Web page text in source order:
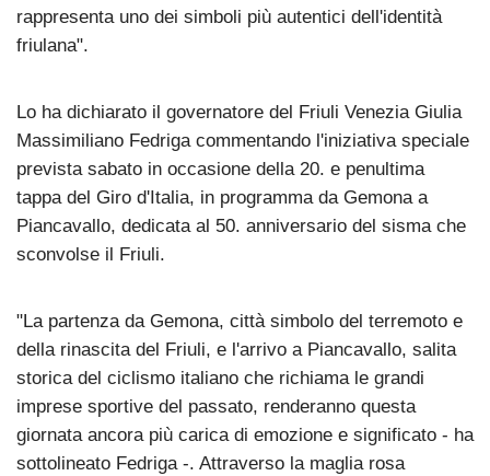
rappresenta uno dei simboli più autentici dell'identità
friulana".
Lo ha dichiarato il governatore del Friuli Venezia Giulia
Massimiliano Fedriga commentando l'iniziativa speciale
prevista sabato in occasione della 20. e penultima
tappa del Giro d'Italia, in programma da Gemona a
Piancavallo, dedicata al 50. anniversario del sisma che
sconvolse il Friuli.
"La partenza da Gemona, città simbolo del terremoto e
della rinascita del Friuli, e l'arrivo a Piancavallo, salita
storica del ciclismo italiano che richiama le grandi
imprese sportive del passato, renderanno questa
giornata ancora più carica di emozione e significato - ha
sottolineato Fedriga -. Attraverso la maglia rosa